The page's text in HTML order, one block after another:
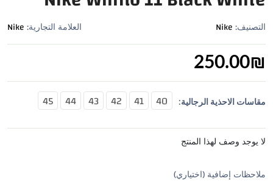
التصنيف:Nike العلامة التجارية:Nike
250.00₪
مقاسات الاحذية الرجالية: 40
41
42
43
44
45
لا يوجد وصف لهذا المنتج
ملاحظات إضافية (اختياري)